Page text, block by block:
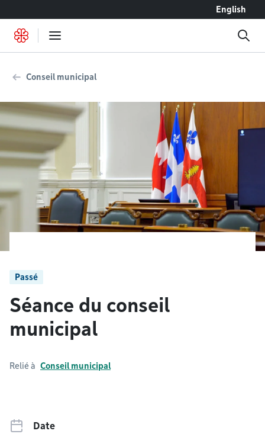
English
Conseil municipal
Passé
Séance du conseil
municipal
Relié à Conseil municipal
Date